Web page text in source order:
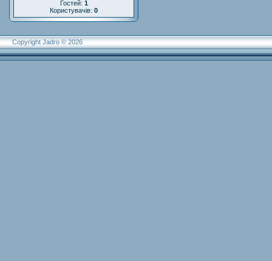
Гостей: 1
Користувачів: 0
Copyright Jadro © 2026